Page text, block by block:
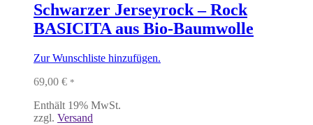
Schwarzer Jerseyrock – Rock
BASICITA aus Bio-Baumwolle
Zur Wunschliste hinzufügen.
69,00 € *
Enthält 19% MwSt.
zzgl. Versand